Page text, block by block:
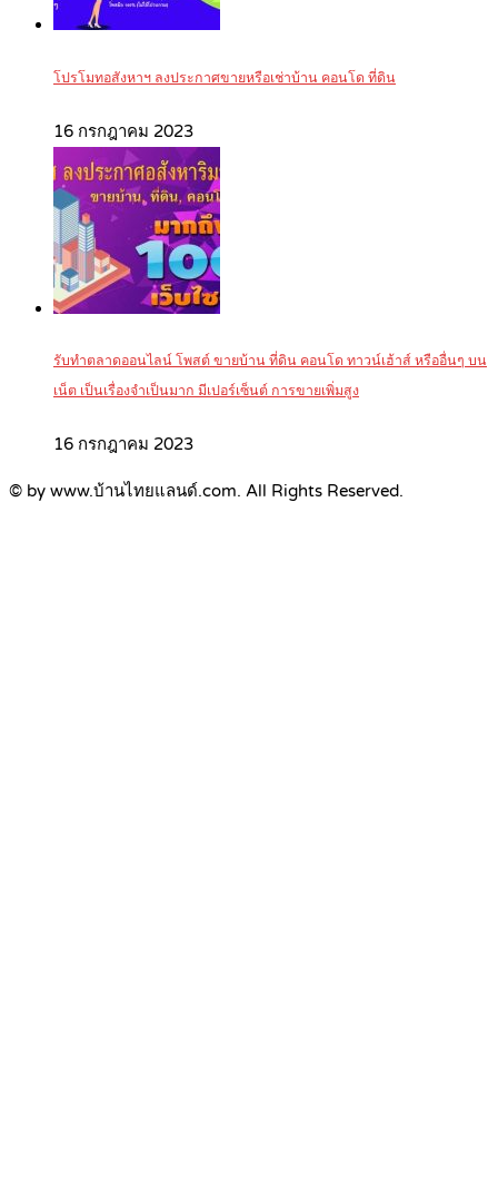
โปรโมทอสังหาฯ ลงประกาศขายหรือเช่าบ้าน คอนโด ที่ดิน
16 กรกฎาคม 2023
รับทำตลาดออนไลน์ โพสต์ ขายบ้าน ที่ดิน คอนโด ทาวน์เฮ้าส์ หรืออื่นๆ บน
เน็ต เป็นเรื่องจำเป็นมาก มีเปอร์เซ็นต์ การขายเพิ่มสูง
16 กรกฎาคม 2023
© by www.บ้านไทยแลนด์.com. All Rights Reserved.